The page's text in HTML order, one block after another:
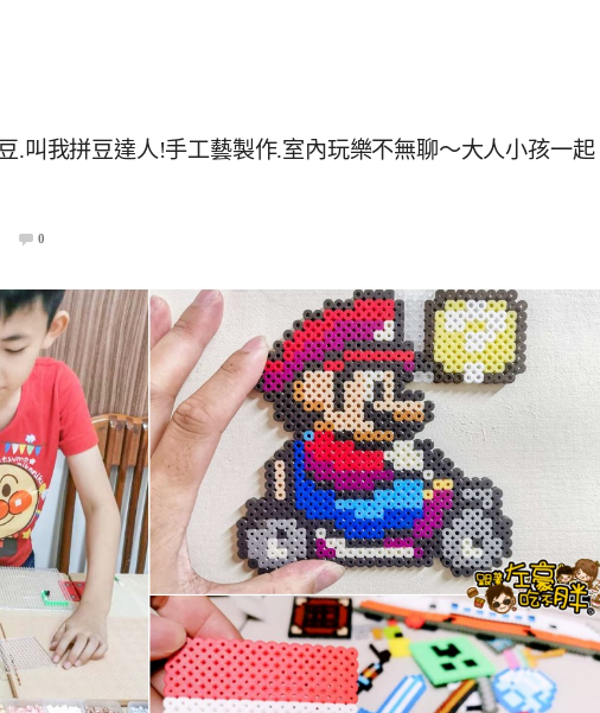
.叫我拼豆達人!手工藝製作.室內玩樂不無聊～大人小孩一起
0